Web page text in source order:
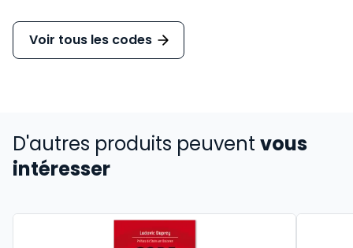
Voir tous les codes
D'autres produits peuvent vous
intéresser